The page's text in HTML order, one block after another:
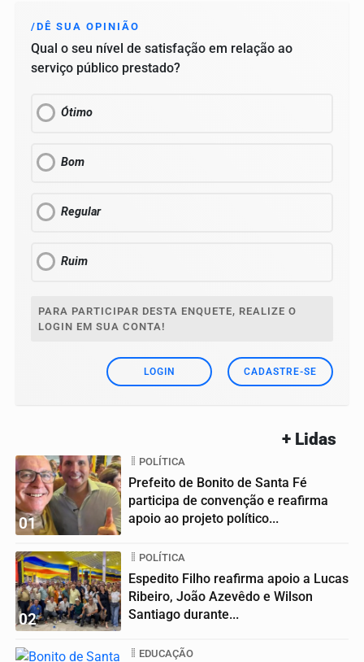
/DÊ SUA OPINIÃO
Qual o seu nível de satisfação em relação ao
serviço público prestado?
Ótimo
Bom
Regular
Ruim
PARA PARTICIPAR DESTA ENQUETE, REALIZE O
LOGIN EM SUA CONTA!
LOGIN CADASTRE-SE
+ Lidas
01
POLÍTICA
Prefeito de Bonito de Santa Fé
participa de convenção e reafirma
apoio ao projeto político...
02
POLÍTICA
Espedito Filho reafirma apoio a Lucas
Ribeiro, João Azevêdo e Wilson
Santiago durante...
EDUCAÇÃO